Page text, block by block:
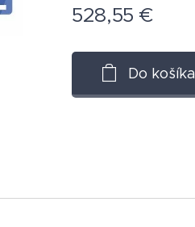
528,55 €
Do košíka